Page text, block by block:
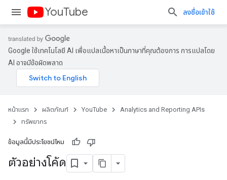
YouTube ลงชื่อเข้าใช้
Google ใช้เทคโนโลยี AI เพื่อแปลเนื้อหาเป็นภาษาที่คุณต้องการ การแปลโดย
AI อาจมีข้อผิดพลาด
หน้าแรก ผลิตภัณฑ์ YouTube
Analytics and Reporting APIs
ทรัพยากร
ข้อมูลนี้มีประโยชน์ไหม
ตัวอย่างโค้ด